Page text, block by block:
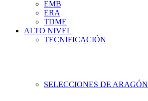
EMB
ERA
TDME
ALTO NIVEL
TECNIFICACIÓN
SELECCIONES DE ARAGÓN